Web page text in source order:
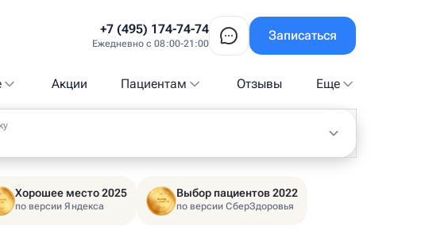
+7 (495) 174-74-74
Ежедневно с 08:00-21:00
Записаться
Акции Пациентам Отзывы Еще
Хорошее место 2025
по версии Яндекса
Выбор пациентов 2022
по версии СберЗдоровья